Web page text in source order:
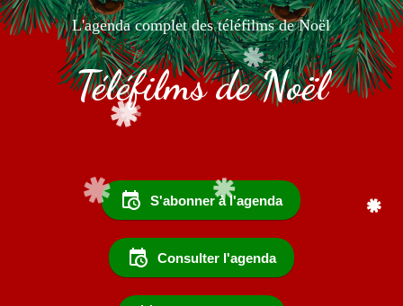
L'agenda complet des téléfilms de Noël
Téléfilms de Noël
S'abonner à l'agenda
Consulter l'agenda